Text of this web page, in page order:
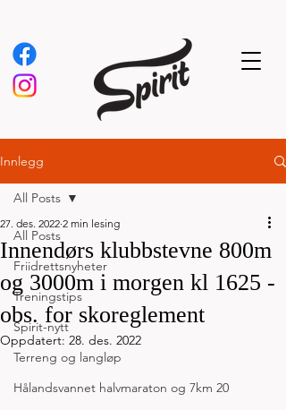
Innlegg
All Posts
Friidrettsnyheter
Treningstips
Spirit-nytt
Terreng og langløp
Hålandsvannet halvmaraton og 7km 20
All Posts
Innendørs klubbstevne 800m
og 3000m i morgen kl 1625 -
obs. for skoreglement
27. des. 2022 2 min lesing
Oppdatert: 28. des. 2022